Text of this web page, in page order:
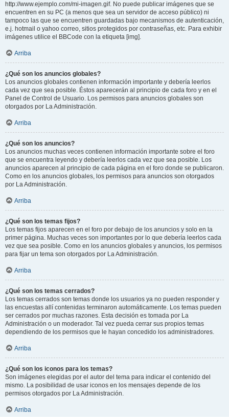
http://www.ejemplo.com/mi-imagen.gif. No puede publicar imágenes que se
encuentren en su PC (a menos que sea un servidor de acceso público) ni
tampoco las que se encuentren guardadas bajo mecanismos de autenticación,
e.j. hotmail o yahoo correo, sitios protegidos por contraseñas, etc. Para exhibir
imágenes utilice el BBCode con la etiqueta [img].
Arriba
¿Qué son los anuncios globales?
Los anuncios globales contienen información importante y debería leerlos
cada vez que sea posible. Éstos aparecerán al principio de cada foro y en el
Panel de Control de Usuario. Los permisos para anuncios globales son
otorgados por La Administración.
Arriba
¿Qué son los anuncios?
Los anuncios muchas veces contienen información importante sobre el foro
que se encuentra leyendo y debería leerlos cada vez que sea posible. Los
anuncios aparecen al principio de cada página en el foro donde se publicaron.
Como en los anuncios globales, los permisos para anuncios son otorgados
por La Administración.
Arriba
¿Qué son los temas fijos?
Los temas fijos aparecen en el foro por debajo de los anuncios y solo en la
primer página. Muchas veces son importantes por lo que debería leerlos cada
vez que sea posible. Como en los anuncios globales y anuncios, los permisos
para fijar un tema son otorgados por La Administración.
Arriba
¿Qué son los temas cerrados?
Los temas cerrados son temas donde los usuarios ya no pueden responder y
las encuestas allí contenidas terminaron automáticamente. Los temas pueden
ser cerrados por muchas razones. Esta decisión es tomada por La
Administración o un moderador. Tal vez pueda cerrar sus propios temas
dependiendo de los permisos que le hayan concedido los administradores.
Arriba
¿Qué son los iconos para los temas?
Son imágenes elegidas por el autor del tema para indicar el contenido del
mismo. La posibilidad de usar iconos en los mensajes depende de los
permisos otorgados por La Administración.
Arriba